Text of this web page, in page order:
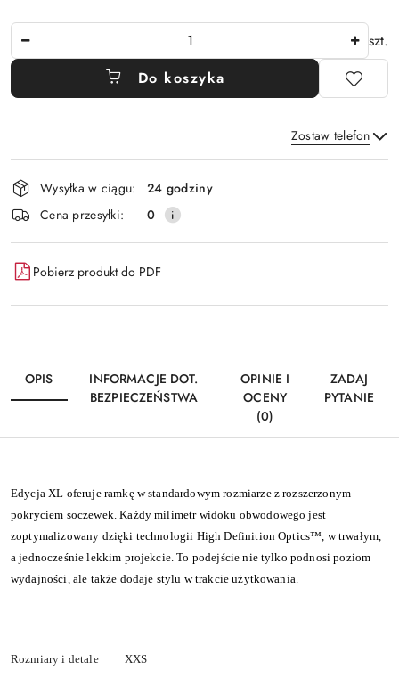
szt.
Do koszyka
Zostaw telefon
Wyślij
Dostępność
i
dostawa
Wysyłka w ciągu:
24 godziny
Cena przesyłki:
0
Pobierz produkt do PDF
OPIS
INFORMACJE DOT.
BEZPIECZEŃSTWA
OPINIE I
OCENY
(0)
ZADAJ
PYTANIE
Edycja XL oferuje ramkę w standardowym rozmiarze z rozszerzonym
pokryciem soczewek. Każdy milimetr widoku obwodowego jest
zoptymalizowany dzięki technologii High Definition Optics™, w trwałym,
a jednocześnie lekkim projekcie. To podejście nie tylko podnosi poziom
wydajności, ale także dodaje stylu w trakcie użytkowania.
Rozmiary i detale
XXS